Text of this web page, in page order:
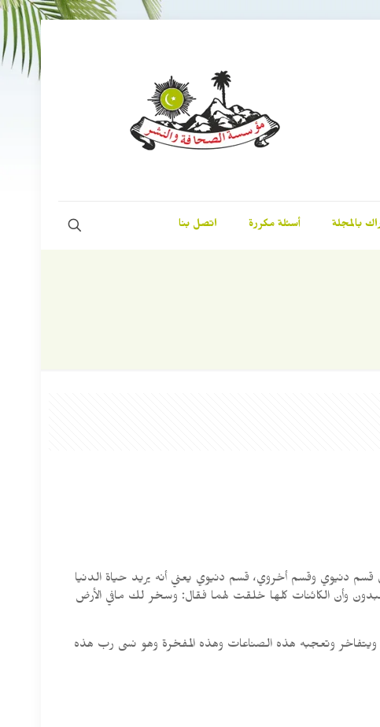
بالمجلة أسئلة مكررة اتصل بنا
قسم دنيوي وقسم أخروي، قسم دنيوي يعني أنه يريد حياة الدنيا
وأن الكائنات كلها خلقت لهما فقال: وسخر لك مافي الأرض
ويتفاخر وتعجبه هذه الصناعات وهذه المفخرة وهو نسى رب هذه